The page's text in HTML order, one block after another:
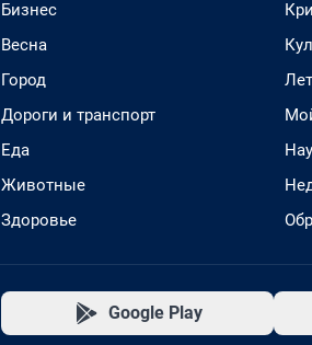
Бизнес
Весна
Город
Дороги и транспорт
Еда
Животные
Здоровье
Google Play